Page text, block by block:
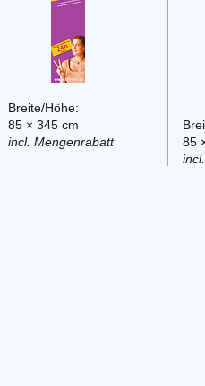
Breite/Höhe:
85 × 345 cm
incl. Mengenrabatt
85